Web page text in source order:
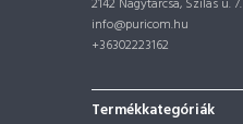
2142 Nagytarcsa, Szilas u. 7.
info@puricom.hu
+36302223162
Termékkategóriák